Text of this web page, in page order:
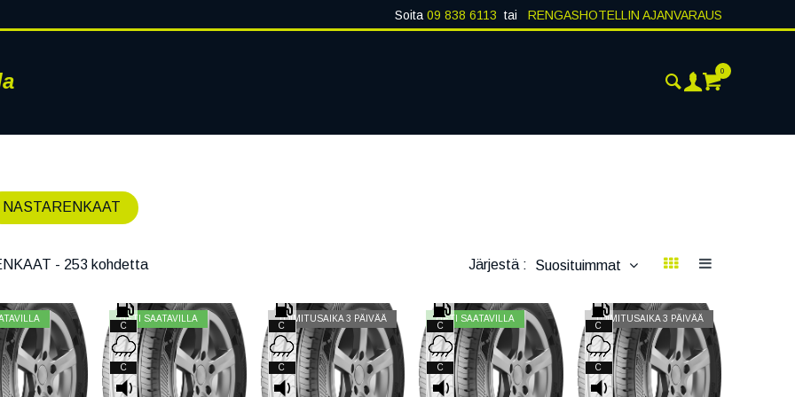
Soita 09 838 6113 tai RENGASHOTELLIN AJANVARAUS
RENKAAT
0
NASTARENKAAT
- 253 kohdetta Järjestä : Suosituimmat
HETI SAATAVILLA
C
C
TOIMITUSAIKA 3 PÄIVÄÄ
C
C
HETI SAATAVILLA
C
C
TOIMITUSAIKA 3 PÄIVÄÄ
C
C